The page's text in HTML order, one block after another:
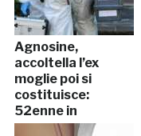
Agnosine,
accoltella l’ex
moglie poi si
costituisce:
52enne in
manette